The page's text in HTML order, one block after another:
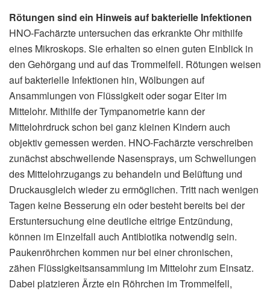
Rötungen sind ein Hinweis auf bakterielle Infektionen
HNO-Fachärzte untersuchen das erkrankte Ohr mithilfe
eines Mikroskops. Sie erhalten so einen guten Einblick in
den Gehörgang und auf das Trommelfell. Rötungen weisen
auf bakterielle Infektionen hin, Wölbungen auf
Ansammlungen von Flüssigkeit oder sogar Eiter im
Mittelohr. Mithilfe der Tympanometrie kann der
Mittelohrdruck schon bei ganz kleinen Kindern auch
objektiv gemessen werden. HNO-Fachärzte verschreiben
zunächst abschwellende Nasensprays, um Schwellungen
des Mittelohrzugangs zu behandeln und Belüftung und
Druckausgleich wieder zu ermöglichen. Tritt nach wenigen
Tagen keine Besserung ein oder besteht bereits bei der
Erstuntersuchung eine deutliche eitrige Entzündung,
können im Einzelfall auch Antibiotika notwendig sein.
Paukenröhrchen kommen nur bei einer chronischen,
zähen Flüssigkeitsansammlung im Mittelohr zum Einsatz.
Dabei platzieren Ärzte ein Röhrchen im Trommelfell,